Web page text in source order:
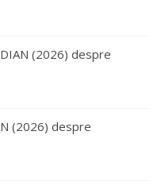
(2026) despre
(2026) despre